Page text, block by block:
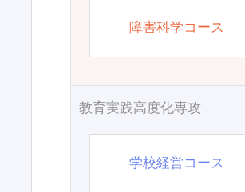
障害科学コース
教育実践高度化専攻
学校経営コース